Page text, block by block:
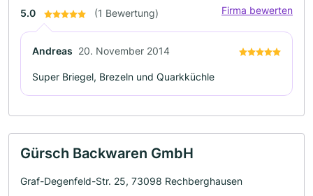
5.0 (1 Bewertung) Firma bewerten
Andreas 20. November 2014
Super Briegel, Brezeln und Quarkküchle
Gürsch Backwaren GmbH
Graf-Degenfeld-Str. 25, 73098 Rechberghausen